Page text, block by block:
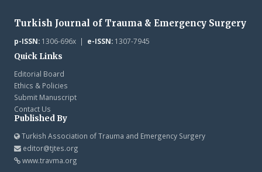
Turkish Journal of Trauma & Emergency Surgery
p-ISSN:1306-696x | e-ISSN:1307-7945
Quick Links
Editorial Board
Ethics & Policies
Submit Manuscript
Contact Us
Published By
Turkish Association of Trauma and Emergency Surgery
editor@tjtes.org
www.travma.org